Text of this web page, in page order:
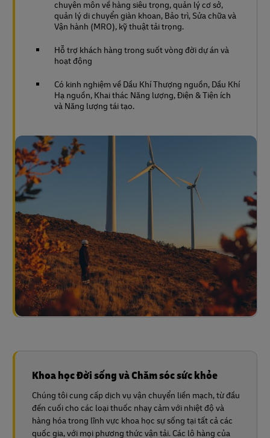
chuyên môn về hàng siêu trọng, quản lý cơ sở,
quản lý di chuyển giàn khoan, Bảo trì, Sửa chữa và
Vận hành (MRO), kỹ thuật tải trọng.
Hỗ trợ khách hàng trong suốt vòng đời dự án và
hoạt động
Có kinh nghiệm về Dầu Khí Thượng nguồn, Dầu Khí
Hạ nguồn, Khai thác Năng lượng, Điện & Tiện ích
và Năng lượng tái tạo.
Khoa học Đời sống và Chăm sóc sức khỏe
Chúng tôi cung cấp dịch vụ vận chuyển liền mạch, từ đầu
đến cuối cho các loại thuốc nhạy cảm với nhiệt độ và
hàng hóa trong lĩnh vực khoa học sự sống tại tất cả các
quốc gia, với mọi phương thức vận tải. Các lô hàng của